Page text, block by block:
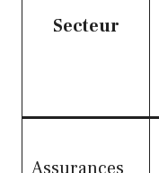
Secteur